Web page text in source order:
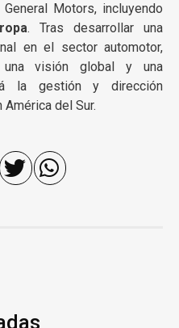
Motors, incluyendo
. Tras desarrollar una
en el sector automotor,
visión global y una
la gestión y dirección
del Sur.